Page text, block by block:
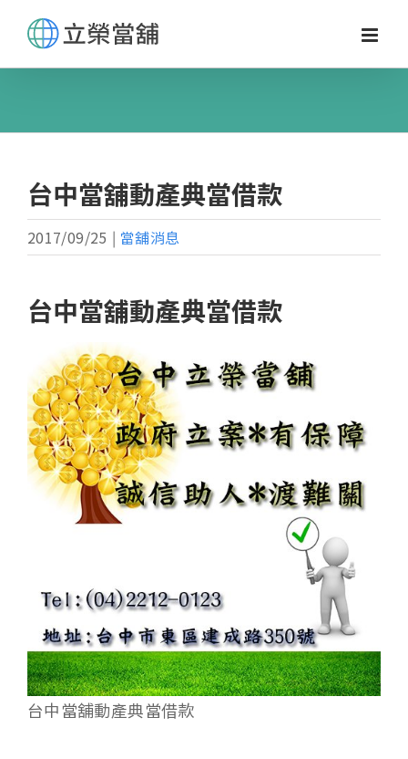
content
台中當舖動產典當借款
2017/09/25 | 當舖消息
台中當舖動產典當借款
台中當舖動產典當借款